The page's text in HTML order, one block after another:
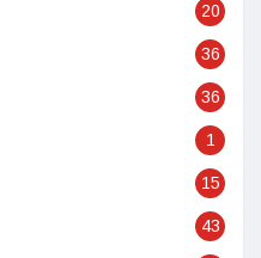
20
36
36
1
15
43